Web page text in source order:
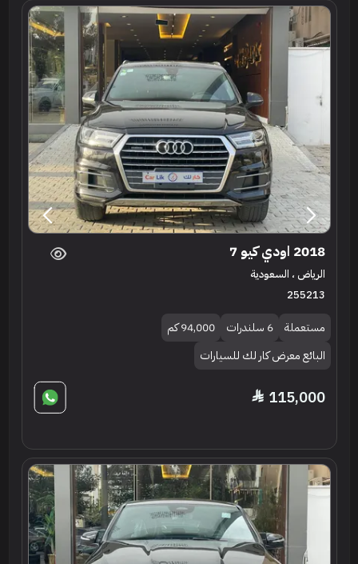
2018 اودي كيو 7
الرياض ، السعودية
255213
مستعملة 6 سلندرات
94,000 كم
البائع معرض كار لك للسيارات
115,000